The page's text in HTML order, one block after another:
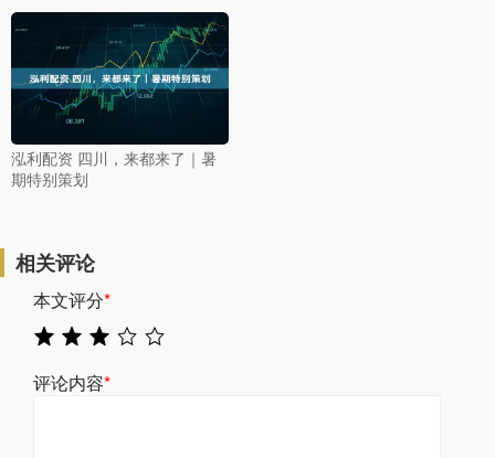
泓利配资 四川，来都来了｜暑
期特别策划
相关评论
本文评分*
评论内容*